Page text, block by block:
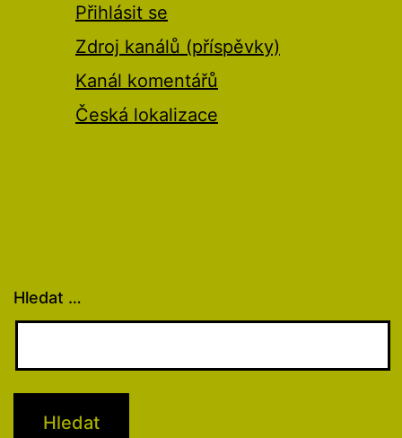
Přihlásit se
Zdroj kanálů (příspěvky)
Kanál komentářů
Česká lokalizace
Hledat …